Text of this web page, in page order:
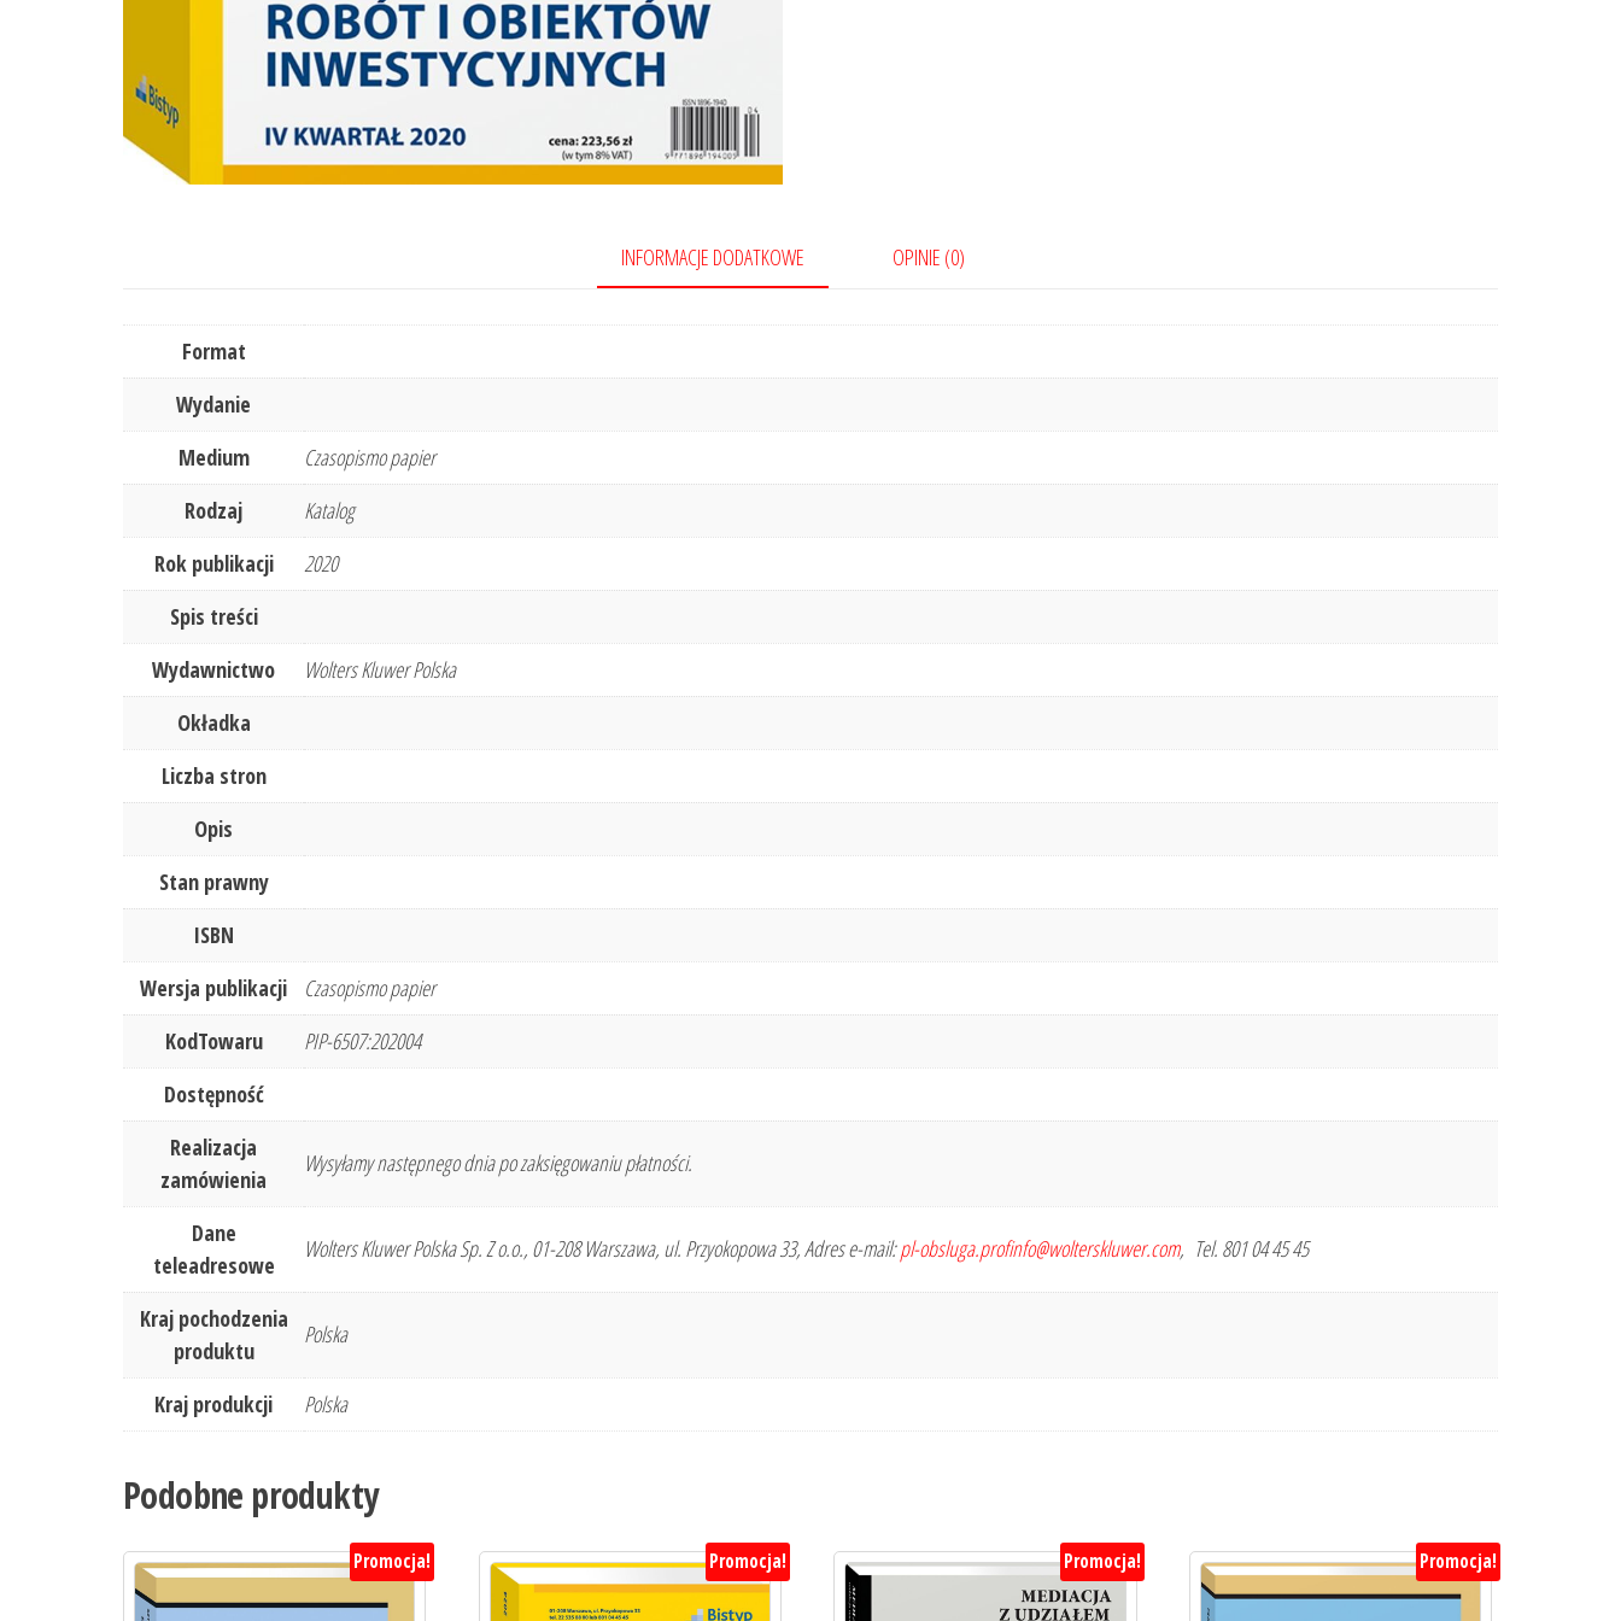
INFORMACJE DODATKOWE OPINIE (0)
Format
Wydanie
Medium
Czasopismo papier
Rodzaj
Katalog
Rok publikacji
2020
Spis treści
Wydawnictwo
Wolters Kluwer Polska
Okładka
Liczba stron
Opis
Stan prawny
ISBN
Wersja publikacji
Czasopismo papier
KodTowaru
PIP-6507:202004
Dostępność
Realizacja
zamówienia
Wysyłamy następnego dnia po zaksięgowaniu płatności.
Dane
teleadresowe
Wolters Kluwer Polska Sp. Z o.o., 01-208 Warszawa, ul. Przyokopowa 33, Adres e-mail:pl-obsluga.profinfo@wolterskluwer.com, Tel. 801 04 45 45
Kraj pochodzenia
produktu
Polska
Kraj produkcji Polska
Podobne produkty
Promocja! Promocja! Promocja! Promocja!